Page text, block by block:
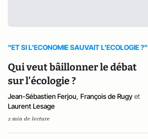
"ET SI L'ECONOMIE SAUVAIT L'ECOLOGIE ?"
Qui veut bâillonner le débat
sur l’écologie ?
Jean-Sébastien Ferjou, François de Rugy et
Laurent Lesage
2 min de lecture